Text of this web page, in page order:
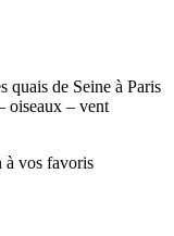
quais de Seine à Paris
oiseaux – vent